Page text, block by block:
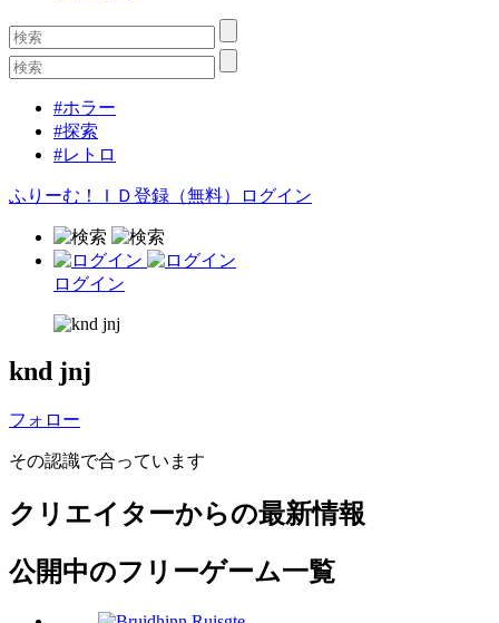
#ホラー
#探索
#レトロ
ふりーむ！ＩＤ登録（無料） ログイン
ログイン
knd jnj
フォロー
その認識で合っています
クリエイターからの最新情報
公開中のフリーゲーム一覧